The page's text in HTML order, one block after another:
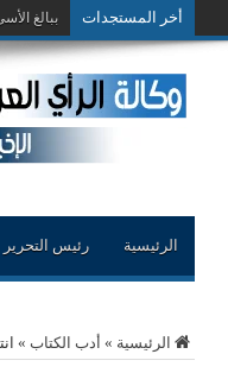
أخر المستجدات حوار
الرئيسية رئيس التحرير
الرئيسية » أدب الكتاب »